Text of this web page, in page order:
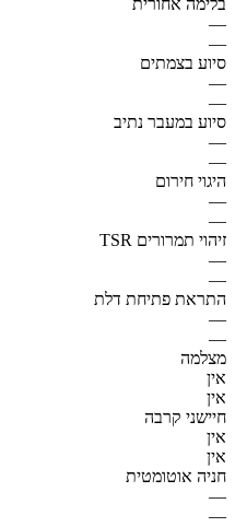
—
—
סיוע בצמתים
—
—
סיוע במעבר נתיב
—
—
היגוי חירום
—
—
זיהוי תמרורים TSR
—
—
התראת פתיחת דלת
—
—
מצלמה
אין
אין
חיישני קרבה
אין
אין
חניה אוטומטית
—
—